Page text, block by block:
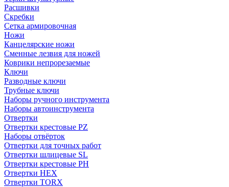
Расшивки
Скребки
Сетка армировочная
Ножи
Канцелярские ножи
Сменные лезвия для ножей
Коврики непрорезаемые
Ключи
Разводные ключи
Трубные ключи
Наборы ручного инструмента
Наборы автоинструмента
Отвертки
Отвертки крестовые PZ
Наборы отвёрток
Отвертки для точных работ
Отвертки шлицевые SL
Отвертки крестовые PH
Отвертки HEX
Отвертки TORX